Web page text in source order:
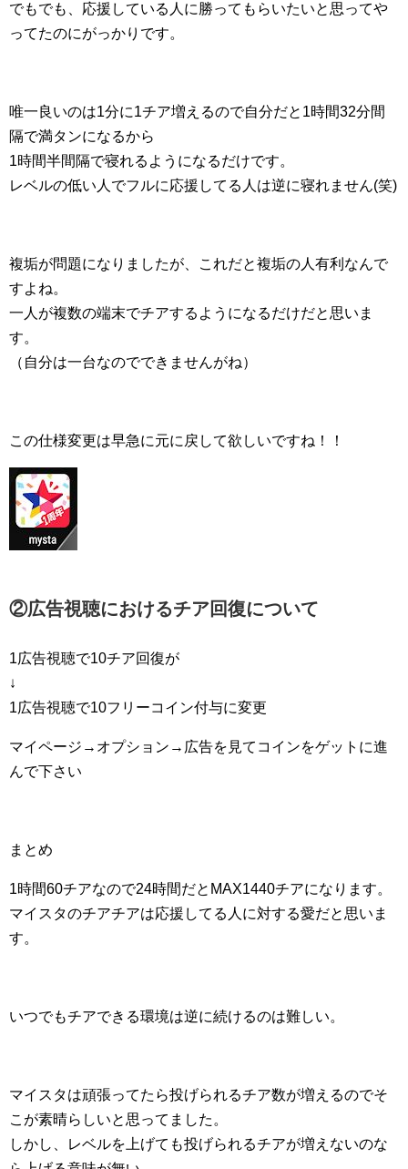
でもでも、応援している人に勝ってもらいたいと思ってや
ってたのにがっかりです。
唯一良いのは1分に1チア増えるので自分だと1時間32分間
隔で満タンになるから
1時間半間隔で寝れるようになるだけです。
レベルの低い人でフルに応援してる人は逆に寝れません(笑)
複垢が問題になりましたが、これだと複垢の人有利なんで
すよね。
一人が複数の端末でチアするようになるだけだと思いま
す。
（自分は一台なのでできませんがね）
この仕様変更は早急に元に戻して欲しいですね！！
②広告視聴におけるチア回復について
1広告視聴で10チア回復が
↓
1広告視聴で10フリーコイン付与に変更
マイページ→オプション→広告を見てコインをゲットに進
んで下さい
まとめ
1時間60チアなので24時間だとMAX1440チアになります。
マイスタのチアチアは応援してる人に対する愛だと思いま
す。
いつでもチアできる環境は逆に続けるのは難しい。
マイスタは頑張ってたら投げられるチア数が増えるのでそ
こが素晴らしいと思ってました。
しかし、レベルを上げても投げられるチアが増えないのな